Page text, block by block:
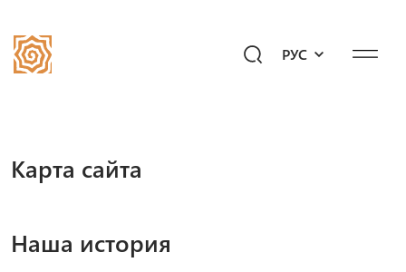
РУС
Сообщество
Карта сайта
Наша история